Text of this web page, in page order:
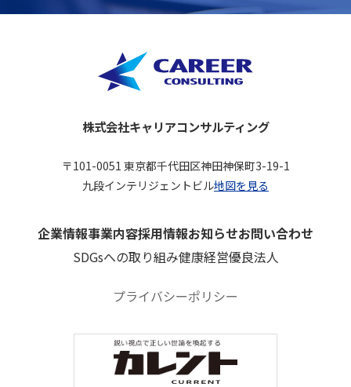
株式会社キャリアコンサルティング
〒101-0051 東京都千代田区神田神保町3-19-1
九段インテリジェントビル地図を見る
企業情報事業内容採用情報お知らせお問い合わせ
SDGsへの取り組み健康経営優良法人
プライバシーポリシー